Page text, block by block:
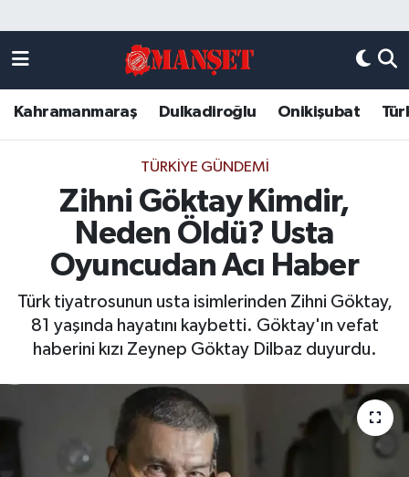
Kahramanmaraş Dulkadiroğlu Onikişubat
TÜRKIYE GÜNDEMI
Zihni Göktay Kimdir,
Neden Öldü? Usta
Oyuncudan Acı Haber
Türk tiyatrosunun usta isimlerinden Zihni Göktay,
81 yaşında hayatını kaybetti. Göktay'ın vefat
haberini kızı Zeynep Göktay Dilbaz duyurdu.
DULKADİROĞLU
KAHRAMANMARAŞ
ONİKİŞUBAT
ÖZEL HABER
Künye
Kahramanmaraş Nöbetçi Eczaneler
Kahramanmaraş Hava Durumu
Kahramanmaraş Trafik Yoğunluk Haritası
Süper Lig Puan Durumu ve Fikstür
Tüm Manşetler
Son Dakika Haberleri
Haber Arşivi